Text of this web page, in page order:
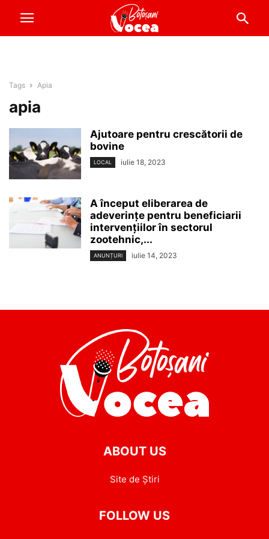
Tags Apia
apia
Ajutoare pentru crescătorii de
bovine
LOCAL iulie 18, 2023
A început eliberarea de
adeverințe pentru beneficiarii
intervențiilor în sectorul
zootehnic,...
ANUNȚURI iulie 14, 2023
ABOUT US
Site de Știri
FOLLOW US